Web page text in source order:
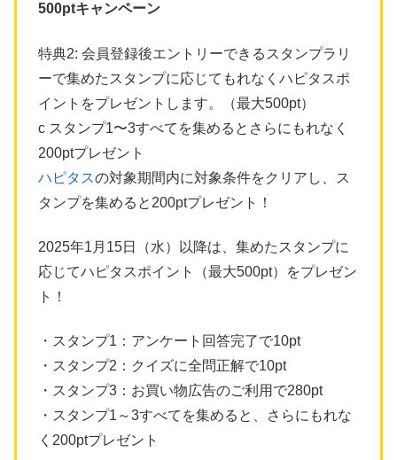
500ptキャンペーン
特典2: 会員登録後エントリーできるスタンプラリ
ーで集めたスタンプに応じてもれなくハピタスポ
イントをプレゼントします。（最大500pt）
c スタンプ1〜3すべてを集めるとさらにもれなく
200ptプレゼント
ハピタスの対象期間内に対象条件をクリアし、ス
タンプを集めると200ptプレゼント！
2025年1月15日（水）以降は、集めたスタンプに
応じてハピタスポイント（最大500pt）をプレゼン
ト！
・スタンプ1：アンケート回答完了で10pt
・スタンプ2：クイズに全問正解で10pt
・スタンプ3：お買い物広告のご利用で280pt
・スタンプ1～3すべてを集めると、さらにもれな
く200ptプレゼント